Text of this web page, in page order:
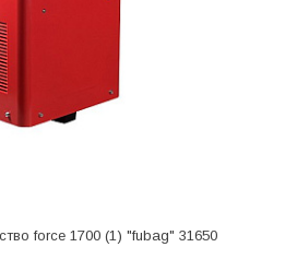
force 1700 (1) "fubag" 31650